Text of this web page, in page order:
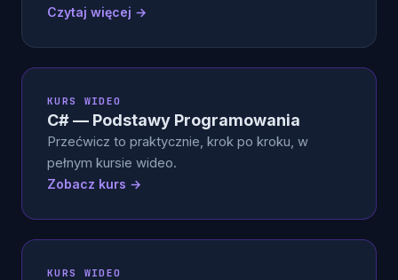
Czytaj więcej →
KURS WIDEO
C# — Podstawy Programowania
Przećwicz to praktycznie, krok po kroku, w
pełnym kursie wideo.
Zobacz kurs →
KURS WIDEO